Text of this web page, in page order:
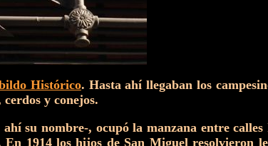
Histórico. Hasta ahí llegaban los
y conejos.
ahí su nombre-, ocupó la manzana entre
1914 los hijos de San Miguel resolvieron